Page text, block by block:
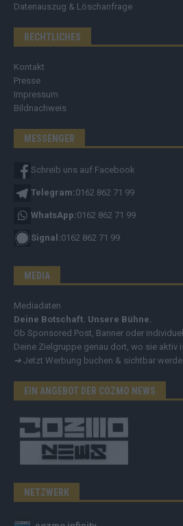
Datenauszug & Löschanfrage
RECHTLICHES
Kontakt
Presse
Impressum
Bildnachweis
MESSENGER
Schreib uns auf Facebook
Telegram:0162 862 71 99
WhatsApp:0162 862 71 99
Signal:0162 862 71 99
MEDIA
Mediadaten
Deine Botschaft. Unsere Bühne.
Ob Sponsored Post, Banner oder
Deine Zielgruppe genau dort, wo sie aktiv
➔ Jetzt Werbung buchen & sichtbar
EIN ANGEBOT DER COZMO NEWS
NETZWERK